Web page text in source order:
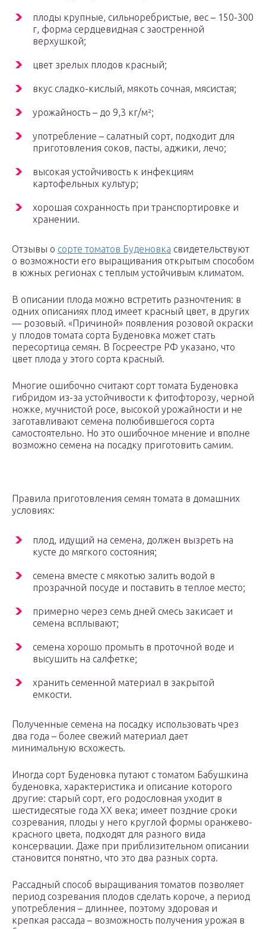
плоды крупные, сильноребристые, вес – 150-300
г, форма сердцевидная с заостренной
верхушкой;
цвет зрелых плодов красный;
вкус сладко-кислый, мякоть сочная, мясистая;
урожайность – до 9,3 кг/м²;
употребление – салатный сорт, подходит для
приготовления соков, пасты, аджики, лечо;
высокая устойчивость к инфекциям
картофельных культур;
хорошая сохранность при транспортировке и
хранении.
Отзывы о сорте томатов Буденовка свидетельствуют
о возможности его выращивания открытым способом
в южных регионах с теплым устойчивым климатом.
В описании плода можно встретить разночтения: в
одних описаниях плод имеет красный цвет, в других
— розовый. «Причиной» появления розовой окраски
у плодов томата сорта Буденовка может стать
пересортица семян. В Госреестре РФ указано, что
цвет плода у этого сорта красный.
Многие ошибочно считают сорт томата Буденовка
гибридом из-за устойчивости к фитофторозу, черной
ножке, мучнистой росе, высокой урожайности и не
заготавливают семена полюбившегося сорта
самостоятельно. Но это ошибочное мнение и вполне
возможно семена на посадку приготовить самим.
Правила приготовления семян томата в домашних
условиях:
плод, идущий на семена, должен вызреть на
кусте до мягкого состояния;
семена вместе с мякотью залить водой в
прозрачной посуде и поставить в теплое место;
примерно через семь дней смесь закисает и
семена всплывают;
семена хорошо промыть в проточной воде и
высушить на салфетке;
хранить семенной материал в закрытой
емкости.
Полученные семена на посадку использовать чрез
два года – более свежий материал дает
минимальную всхожесть.
Иногда сорт Буденовка путают с томатом Бабушкина
буденовка, характеристика и описание которого
другие: старый сорт, его родословная уходит в
шестидесятые года ХХ века; имеет поздние сроки
созревания, плоды у него круглой формы оранжево-
красного цвета, подходят для разного вида
консервации. Даже при приблизительном описании
становится понятно, что это два разных сорта.
Рассадный способ выращивания томатов позволяет
период созревания плодов сделать короче, а период
употребления – длиннее, поэтому здоровая и
крепкая рассада – возможность получения урожая в